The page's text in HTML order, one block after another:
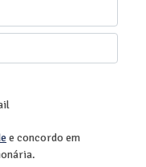
e concordo em